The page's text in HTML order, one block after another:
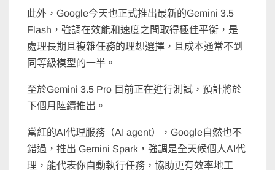
此外，Google今天也正式推出最新的Gemini 3.5
Flash，強調在效能和速度之間取得極佳平衡，是
處理長期且複雜任務的理想選擇，且成本通常不到
同等級模型的一半。
至於Gemini 3.5 Pro 目前正在進行測試，預計將於
下個月陸續推出。
當紅的AI代理服務（AI agent），Google自然也不
錯過，推出 Gemini Spark，強調是全天候個人AI代
理，能代表你自動執行任務，協助更有效率地工